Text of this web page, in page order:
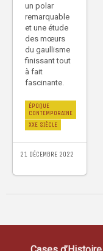
un polar
remarquable
et une étude
des mœurs
du gaullisme
finissant tout
à fait
fascinante.
ÉPOQUE
CONTEMPORAINE
XXE SIÈCLE
21 DÉCEMBRE 2022